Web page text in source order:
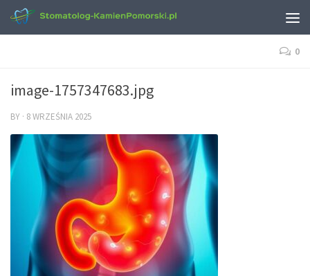
0
image-1757347683.jpg
BY · 8 WRZEŚNIA 2025